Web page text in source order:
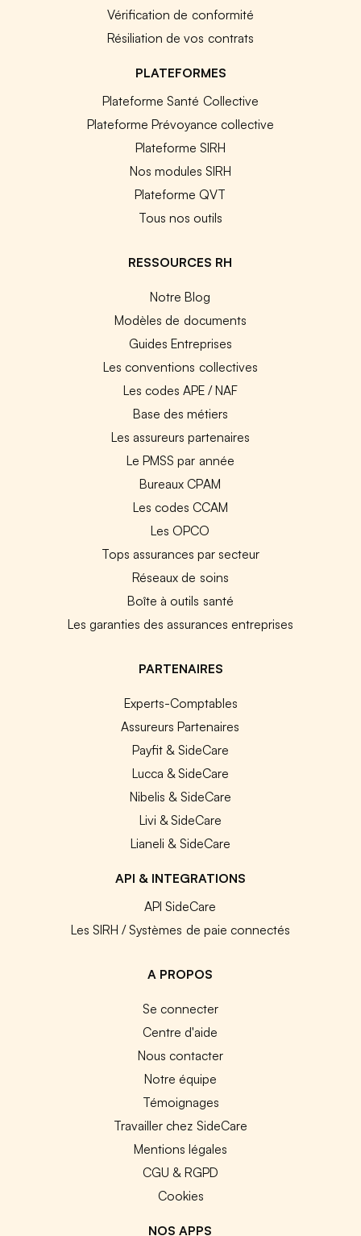
Vérification de conformité
Résiliation de vos contrats
PLATEFORMES
Plateforme Santé Collective
Plateforme Prévoyance collective
Plateforme SIRH
Nos modules SIRH
Plateforme QVT
Tous nos outils
RESSOURCES RH
Notre Blog
Modèles de documents
Guides Entreprises
Les conventions collectives
Les codes APE / NAF
Base des métiers
Les assureurs partenaires
Le PMSS par année
Bureaux CPAM
Les codes CCAM
Les OPCO
Tops assurances par secteur
Réseaux de soins
Boîte à outils santé
Les garanties des assurances entreprises
PARTENAIRES
Experts-Comptables
Assureurs Partenaires
Payfit & SideCare
Lucca & SideCare
Nibelis & SideCare
Livi & SideCare
Lianeli & SideCare
API & INTEGRATIONS
API SideCare
Les SIRH / Systèmes de paie connectés
A PROPOS
Se connecter
Centre d'aide
Nous contacter
Notre équipe
Témoignages
Travailler chez SideCare
Mentions légales
CGU & RGPD
Cookies
NOS APPS